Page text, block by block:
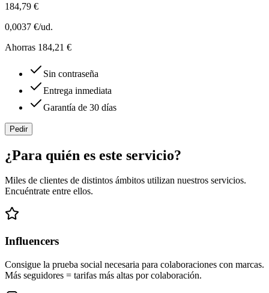
184,79 €
0,0037 €/ud.
Ahorras 184,21 €
Sin contraseña
Entrega inmediata
Garantía de 30 días
Pedir
¿Para quién es este servicio?
Miles de clientes de distintos ámbitos utilizan nuestros servicios.
Encuéntrate entre ellos.
Influencers
Consigue la prueba social necesaria para colaboraciones con marcas.
Más seguidores = tarifas más altas por colaboración.